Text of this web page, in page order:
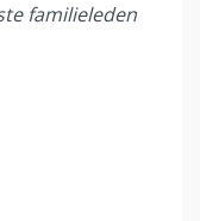
familieleden